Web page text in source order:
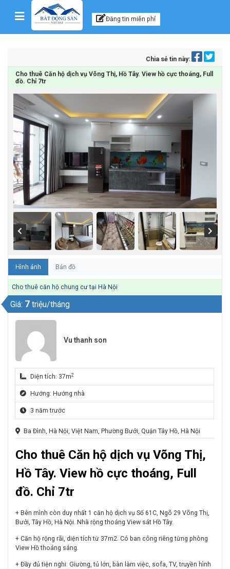
Skip to content Kênh thông tin, tư vấn
Đăng tin miễn phí
Chia sẻ tin này:
Cho thuê Căn hộ dịch vụ Võng Thị, Hồ Tây. View hồ cực thoáng, Full
đồ. Chỉ 7tr
Hình ảnh Bản đồ
Cho thuê căn hộ chung cư tại Hà Nội
Giá: 7 triệu/tháng
Vu thanh son
Diện tích: 37m2
Hướng: Hướng nhà
3 năm trước
Ba Đình, Hà Nội, Việt Nam, Phường Bưởi, Quận Tây Hồ, Hà Nội
Cho thuê Căn hộ dịch vụ Võng Thị,
Hồ Tây. View hồ cực thoáng, Full
đồ. Chỉ 7tr
+ Bên mình còn duy nhất 1 căn hộ dịch vụ Số 61C, Ngõ 29 Võng Thị,
Bưởi, Tây Hồ, Hà Nội. Nhà rộng thoáng View sát Hồ Tây.
+ Căn hộ rộng rãi, diện tích từ 37m2. Có ban công riêng từng phòng
View Hồ thoáng sáng.
+ Đầy đủ tiện nghi: Giường, tủ lớn, bàn làm việc, sofa, TV, truyền hình